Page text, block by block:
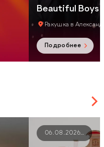
Beautiful Boys
Ракушка в
Подробнее
06.08.2026…